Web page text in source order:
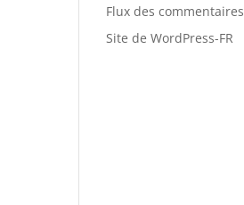
Flux des commentaires
Site de WordPress-FR